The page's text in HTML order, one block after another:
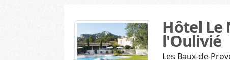
150€
Les Baux-de-
Hôtel
Isabelle,